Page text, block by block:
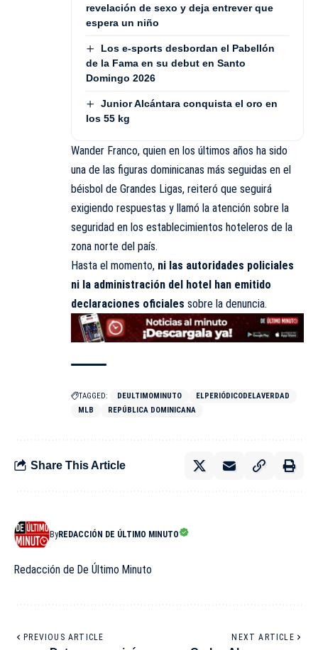
revelación de sexo y deja entrever que
espera un niño
Los e-sports desbordan el Pabellón
de la Fama en su debut en Santo
Domingo 2026
Junior Alcántara conquista el oro en
los 55 kg
Wander Franco, quien en los últimos años ha sido
una de las figuras dominicanas más seguidas en el
béisbol de Grandes Ligas, reiteró que seguirá
exigiendo respuestas y llamó la atención sobre la
seguridad en los establecimientos hoteleros de la
zona norte del país.
Hasta el momento, ni las autoridades policiales
ni la administración del hotel han emitido
declaraciones oficiales sobre la denuncia.
TAGGED: DEULTIMOMINUTO
ELPERIÓDICODELAVERDAD
MLB
REPÚBLICA DOMINICANA
Share This Article
ByREDACCIÓN DE ÚLTIMO MINUTO
Redacción de De Último Minuto
PREVIOUS ARTICLE NEXT ARTICLE